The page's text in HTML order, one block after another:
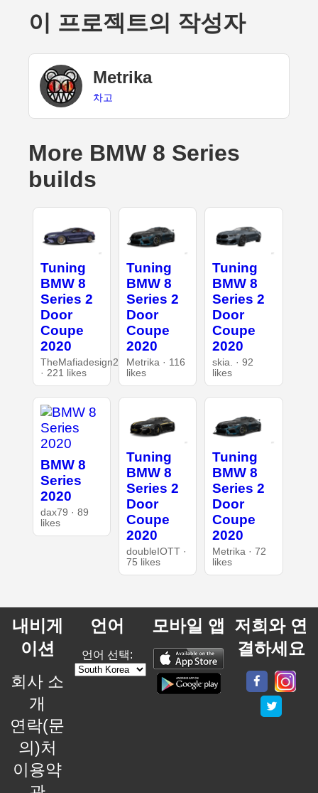
이 프로젝트의 작성자
Metrika
차고
More BMW 8 Series
builds
Tuning
BMW 8
Series 2
Door
Coupe
2020
TheMafiadesign2
· 221 likes
Tuning
BMW 8
Series 2
Door
Coupe
2020
Metrika · 116
likes
Tuning
BMW 8
Series 2
Door
Coupe
2020
skia. · 92
likes
BMW 8
Series
2020
dax79 · 89
likes
Tuning
BMW 8
Series 2
Door
Coupe
2020
doubleIOTT ·
75 likes
Tuning
BMW 8
Series 2
Door
Coupe
2020
Metrika · 72
likes
내비게
이션
회사 소
개
연락(문
의)처
이용약
언어
언어 선택:
모바일 앱 저희와 연
결하세요